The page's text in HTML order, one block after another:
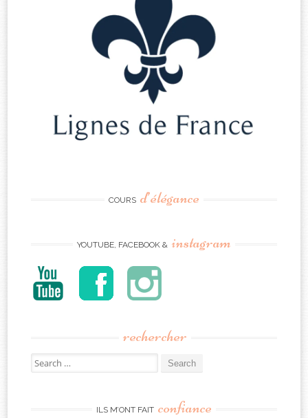
COURS d’élégance
YOUTUBE, FACEBOOK & instagram
rechercher
Search
for:
ILS M’ONT FAIT confiance